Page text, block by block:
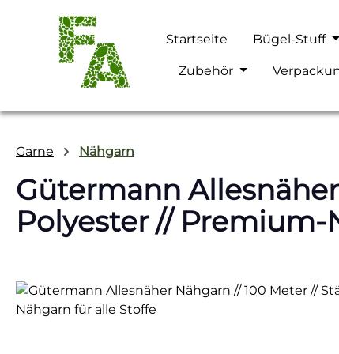
Hauptinhalt springen
Zur Suche springen
Zur Hauptnavigation springen
Startseite
Bügel-Stuff
Zubehör
Garne Nähgarn
Gütermann Allesnäher
Polyester //
Bildergalerie überspringen